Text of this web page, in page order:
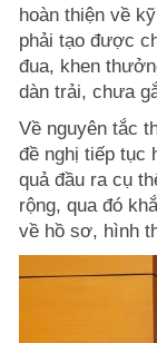
hoàn thiện về
phải tạo được
đua, khen
dàn trải, chưa
Về nguyên tắc
đề nghị tiếp tục
quả đầu ra cụ
rộng, qua đó
về hồ sơ, hình